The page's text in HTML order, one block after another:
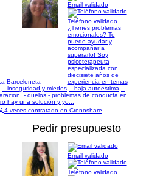
Barceloneta
Email validado
Teléfono validado
¿Tienes problemas
emocionales? Te
puedo ayudar y
acompañar a
superarlo! Soy
psicoterapeuta
especializada con
diecisiete años de
experiencia en temas
inseguridad y miedos, - baja autoestima, -
- duelos - problemas de conducta en
hay una solución y yo...
4 veces contratado en Cronoshare
Pedir presupuesto
Email validado
Teléfono validado